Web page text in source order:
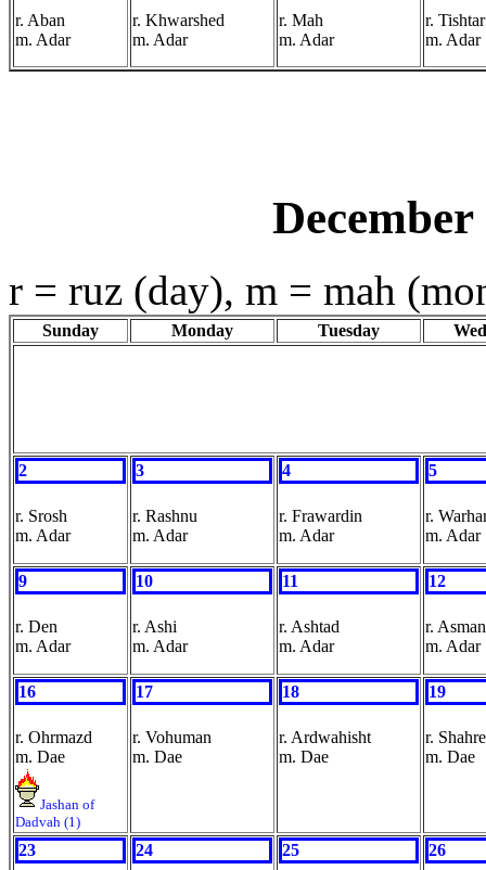
r. Aban
m. Adar
r. Khwarshed
m. Adar
r. Mah
m. Adar
r. Tishtar
m. Adar
r = ruz (day), m = mah
Sunday Monday Tuesday
2
r. Srosh
m. Adar
3
r. Rashnu
m. Adar
4
r. Frawardin
m. Adar
5
r.
m. Adar
9
r. Den
m. Adar
10
r. Ashi
m. Adar
11
r. Ashtad
m. Adar
12
r. Asman
m. Adar
16
r. Ohrmazd
m. Dae
Jashan of
Dadvah (1)
17
r. Vohuman
m. Dae
18
r. Ardwahisht
m. Dae
19
r.
m. Dae
23 24 25 26